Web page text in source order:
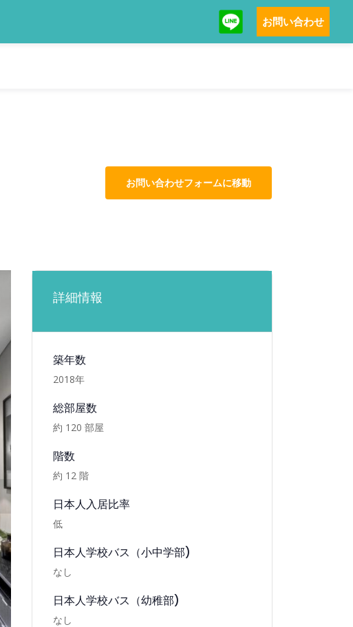
お問い合わせ
お問い合わせフォームに移動
詳細情報
築年数
2018年
総部屋数
約 120 部屋
階数
約 12 階
日本人入居比率
低
日本人学校バス（小中学部)
なし
日本人学校バス（幼稚部)
なし